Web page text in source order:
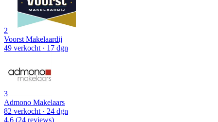
2
Voorst Makelaardij
49 verkocht · 17 dgn
3
Admono Makelaars
82 verkocht · 24 dgn
4.6 (24 reviews)